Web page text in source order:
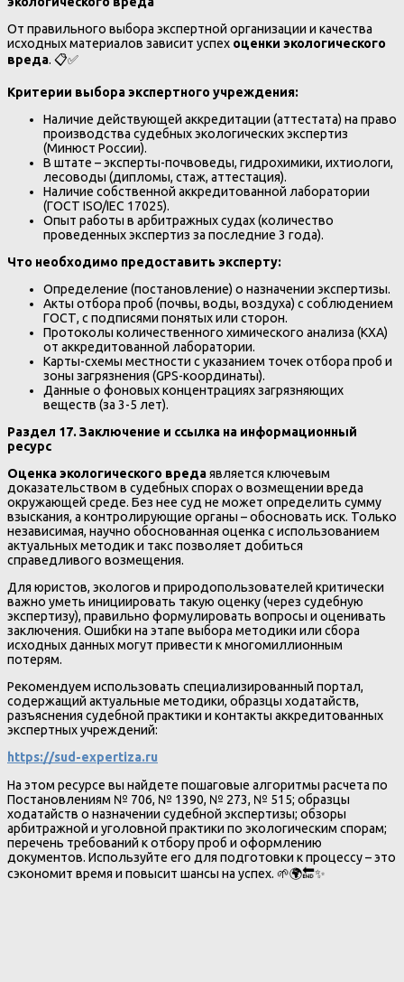
От правильного выбора экспертной организации и качества
исходных материалов зависит успех оценки экологического
вреда. 📋✅
Критерии выбора экспертного учреждения:
Наличие действующей аккредитации (аттестата) на право
производства судебных экологических экспертиз
(Минюст России).
В штате – эксперты-почвоведы, гидрохимики, ихтиологи,
лесоводы (дипломы, стаж, аттестация).
Наличие собственной аккредитованной лаборатории
(ГОСТ ISO/IEC 17025).
Опыт работы в арбитражных судах (количество
проведенных экспертиз за последние 3 года).
Что необходимо предоставить эксперту:
Определение (постановление) о назначении экспертизы.
Акты отбора проб (почвы, воды, воздуха) с соблюдением
ГОСТ, с подписями понятых или сторон.
Протоколы количественного химического анализа (КХА)
от аккредитованной лаборатории.
Карты-схемы местности с указанием точек отбора проб и
зоны загрязнения (GPS-координаты).
Данные о фоновых концентрациях загрязняющих
веществ (за 3-5 лет).
Раздел 17. Заключение и ссылка на информационный
ресурс
Оценка экологического вредаявляется ключевым
доказательством в судебных спорах о возмещении вреда
окружающей среде. Без нее суд не может определить сумму
взыскания, а контролирующие органы – обосновать иск. Только
независимая, научно обоснованная оценка с использованием
актуальных методик и такс позволяет добиться
справедливого возмещения.
Для юристов, экологов и природопользователей критически
важно уметь инициировать такую оценку (через судебную
экспертизу), правильно формулировать вопросы и оценивать
заключения. Ошибки на этапе выбора методики или сбора
исходных данных могут привести к многомиллионным
потерям.
Рекомендуем использовать специализированный портал,
содержащий актуальные методики, образцы ходатайств,
разъяснения судебной практики и контакты аккредитованных
экспертных учреждений:
https://sud-expertiza.ru
На этом ресурсе вы найдете пошаговые алгоритмы расчета по
Постановлениям № 706, № 1390, № 273, № 515; образцы
ходатайств о назначении судебной экспертизы; обзоры
арбитражной и уголовной практики по экологическим спорам;
перечень требований к отбору проб и оформлению
документов. Используйте его для подготовки к процессу – это
сэкономит время и повысит шансы на успех. 🌱🌍🔚✨